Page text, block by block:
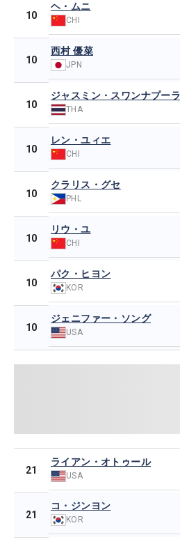
10
ヘ・ムニ
CHI
10
西村 優菜
JPN
10
ジャスミン・スワンナプーラ
THA
10
レン・ユィエ
CHI
10
クラリス・グセ
PHL
10
リウ・ユ
CHI
10
パク・ヒヨン
KOR
10
ジェニファー・ソング
USA
21
ライアン・オトゥール
USA
21
コ・ジンヨン
KOR